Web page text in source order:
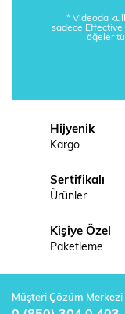
* Videoda
sadece
öğeler
Hijyenik
Kargo
Sertifikalı
Ürünler
Kişiye Özel
Paketleme
Müşteri Çözüm Merkezi